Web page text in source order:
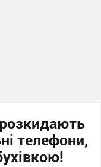
телефони,